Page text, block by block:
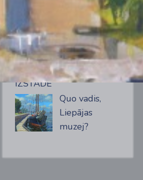
PĒDĒJĀS ZIŅAS
IZSTĀDE
Quo vadis,
Liepājas
muzej?